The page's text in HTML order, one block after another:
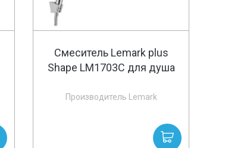
Смеситель Lemark plus
Shape LM1703C для душа
Производитель Lemark